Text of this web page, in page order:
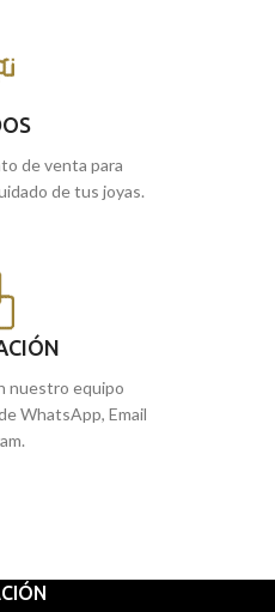
de venta para
de tus joyas.
nuestro equipo
WhatsApp, Email